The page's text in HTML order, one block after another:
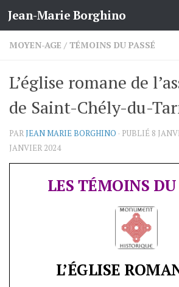
Skip to content
Jean-Marie Borghino
MOYEN-AGE / TÉMOINS DU PASSÉ
L’église romane de
de Saint-Chély-du-
PARJEAN MARIE BORGHINO · PUBLIÉ 8
JANVIER 2024
LES TÉMOINS DU
L’ÉGLISE